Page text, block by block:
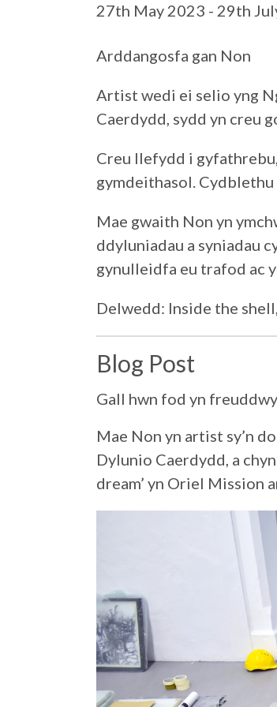
27th May 2023 - 29th
Arddangosfa gan Non
Artist wedi ei selio yng
Caerdydd, sydd yn creu
Creu llefydd i
gymdeithasol.
Mae gwaith Non yn
ddyluniadau a syniadau
gynulleidfa eu trafod ac
Delwedd: Inside the
Blog Post
Gall hwn fod yn
Mae Non yn artist sy’n
Dylunio Caerdydd, a
dream’ yn Oriel Mission